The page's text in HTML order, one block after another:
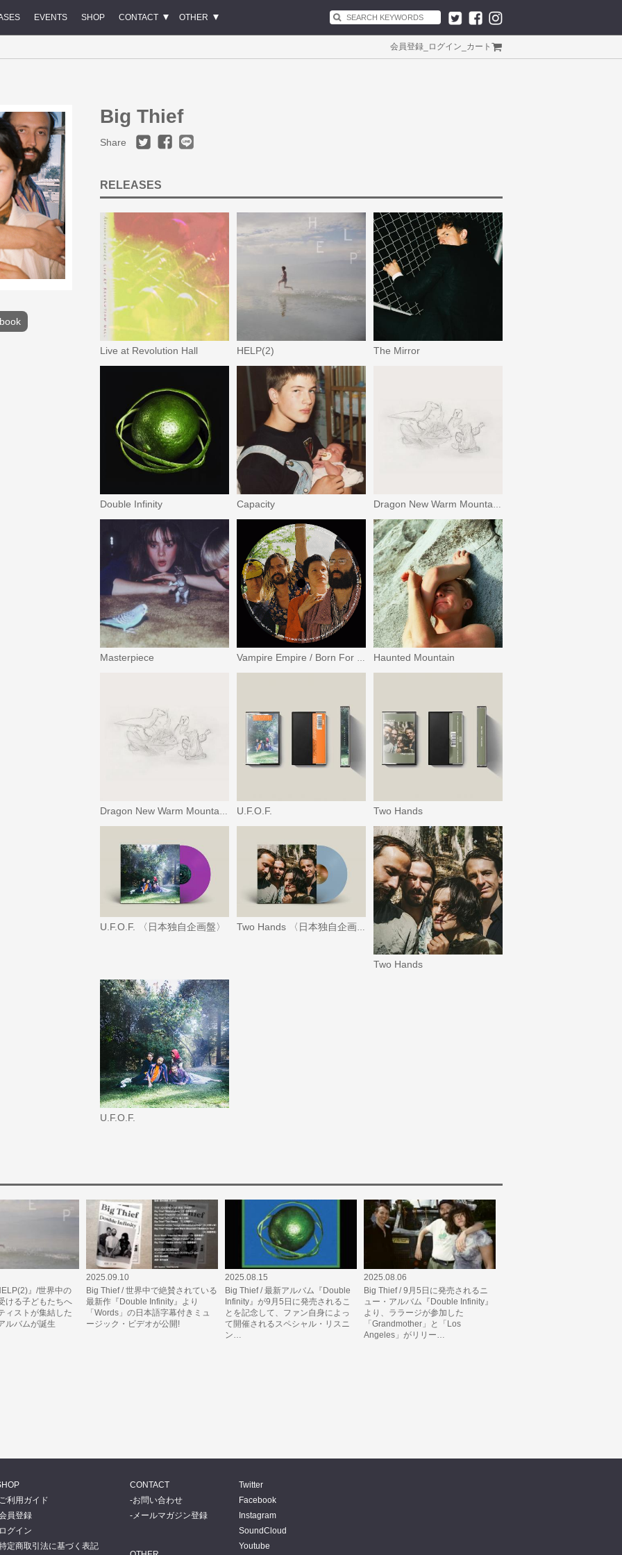
EVENTS SHOP CONTACT OTHER
会員登録 ログイン カート
Big Thief
Share
RELEASES
Live at Revolution Hall HELP(2) The Mirror
Double Infinity Capacity Dragon New Warm Mountain I Believe in You (期間限定スペシャル・プライス盤)
Masterpiece Vampire Empire / Born For Loving You Haunted Mountain
Dragon New Warm Mountain I Believe in You U.F.O.F. Two Hands
U.F.O.F. 〈日本独自企画盤〉 Two Hands 〈日本独自企画盤〉
Two Hands
U.F.O.F.
』/世界中の
ける子どもたちへ
ィストが集結した
ルバムが誕生
2025.09.10
Big Thief / 世界中で絶賛されている
最新作『Double Infinity』より
「Words」の日本語字幕付きミュ
ージック・ビデオが公開!
2025.08.15
Big Thief / 最新アルバム『Double
Infinity』が9月5日に発売されるこ
とを記念して、ファン自身によっ
て開催されるスペシャル・リスニ
ン…
2025.08.06
Big Thief / 9月5日に発売されるニ
ュー・アルバム『Double Infinity』
より、ララージが参加した
「Grandmother」と「Los
Angeles」がリリー…
利用ガイド
員登録
グイン
定商取引法に基づく表記
CONTACT
お問い合わせ
メールマガジン登録
Twitter
Facebook
Instagram
SoundCloud
Youtube